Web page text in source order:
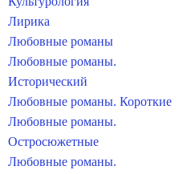
Лирика
Любовные романы
Любовные романы.
Исторический
Любовные романы. Короткие
Любовные романы.
Остросюжетные
Любовные романы.